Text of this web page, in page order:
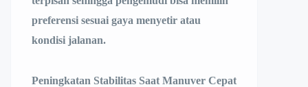
preferensi sesuai gaya menyetir atau
kondisi jalanan.
Peningkatan Stabilitas Saat Manuver Cepat